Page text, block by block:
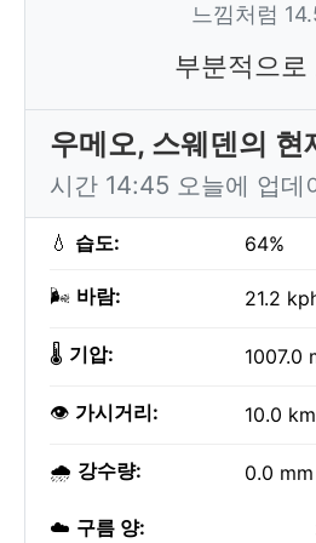
느낌처럼
부분적으로
우메오, 스웨덴의 현
시간 14:45 오늘에 업데
💧 습도: 64%
🌬️ 바람: 21.2
🌡️ 기압: 1007.0
👁️ 가시거리: 10.0 km
🌧️ 강수량: 0.0 mm
☁️ 구름 양: